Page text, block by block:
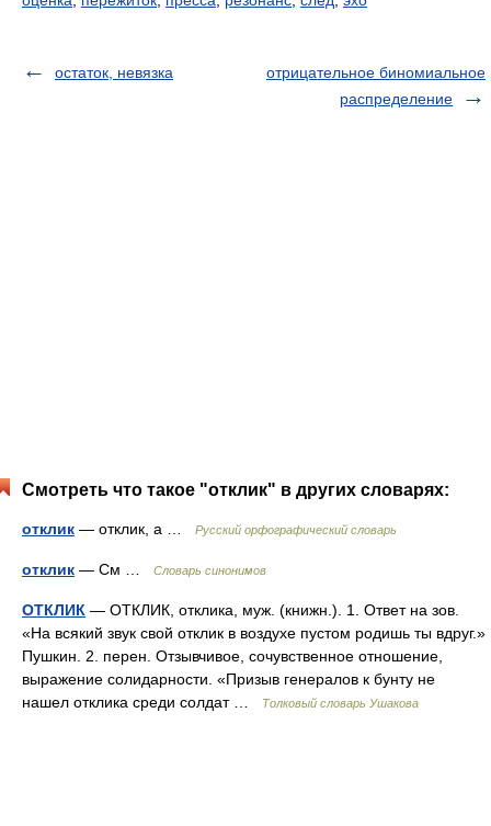
остаток, невязка
отрицательное биномиальное
распределение
Смотреть что такое "отклик" в других словарях:
отклик — отклик, а … Русский орфографический словарь
отклик — См … Словарь синонимов
ОТКЛИК — ОТКЛИК, отклика, муж. (книжн.). 1. Ответ на зов.
«На всякий звук свой отклик в воздухе пустом родишь ты вдруг.»
Пушкин. 2. перен. Отзывчивое, сочувственное отношение,
выражение солидарности. «Призыв генералов к бунту не
нашел отклика среди солдат …
Толковый словарь Ушакова